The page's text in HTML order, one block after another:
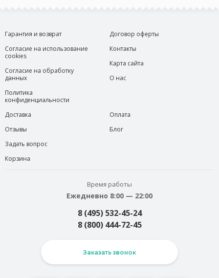
Гарантия и возврат
Согласие на использование
cookies
Согласие на обработку
данных
Политика
конфиденциальности
Договор оферты
Контакты
Карта сайта
О нас
Доставка
Отзывы
Задать вопрос
Корзина
Оплата
Блог
Время работы
Ежедневно 8:00 — 22:00
8 (495) 532-45-24
8 (800) 444-72-45
Заказать звонок